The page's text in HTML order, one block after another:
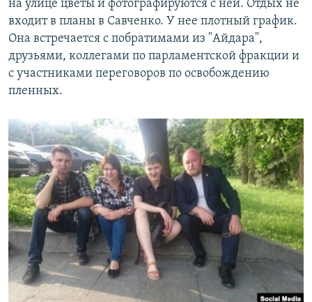
на улице цветы и фотографируются с ней. Отдых не
входит в планы в Савченко. У нее плотный график.
Она встречается с побратимами из "Айдара",
друзьями, коллегами по парламентской фракции и
с участниками переговоров по освобождению
пленных.